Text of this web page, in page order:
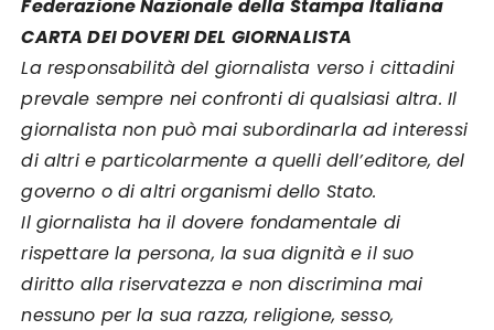
Federazione Nazionale della Stampa Italiana
CARTA DEI DOVERI DEL GIORNALISTA
La responsabilità del giornalista verso i cittadini
prevale sempre nei confronti di qualsiasi altra. Il
giornalista non può mai subordinarla ad interessi
di altri e particolarmente a quelli dell’editore, del
governo o di altri organismi dello Stato.
Il giornalista ha il dovere fondamentale di
rispettare la persona, la sua dignità e il suo
diritto alla riservatezza e non discrimina mai
nessuno per la sua razza, religione, sesso,